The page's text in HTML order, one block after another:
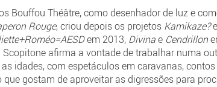
Bouffou Théâtre, como desenhador de luz e
Rouge, criou depois os projetos Kamikaze?
em 2013, Divinae Cendrillon
Scopitone afirma a vontade de trabalhar numa
idades, com espetáculos em caravanas,
gostam de aproveitar as digressões para